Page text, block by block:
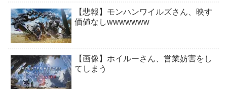
【悲報】モンハンワイルズさん、映す
価値なしwwwwwww
【画像】ホイルーさん、営業妨害をし
てしまう